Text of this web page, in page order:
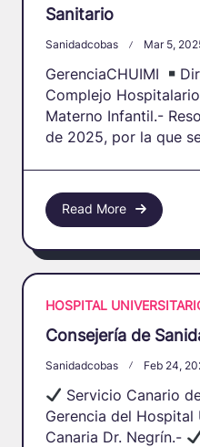
Sanitario
Sanidadcobas Mar 5,
GerenciaCHUIMI
Complejo
Materno Infantil.-
de 2025, por la que
Read More
HOSPITAL
Consejería de
Sanidadcobas Feb 24,
Servicio Canario
Gerencia del
Canaria Dr. Negrín.-